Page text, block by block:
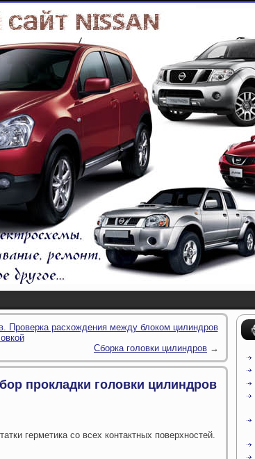
Проверка расхождения между блоком цилиндров
Сборка головки цилиндров →
прокладки головки цилиндров
герметика со всех контактных поверхностей.